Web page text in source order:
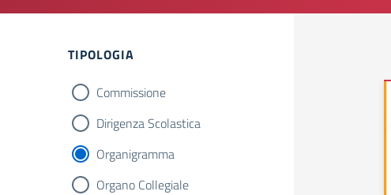
TIPOLOGIA
Commissione
Dirigenza Scolastica
Organigramma
Organo Collegiale